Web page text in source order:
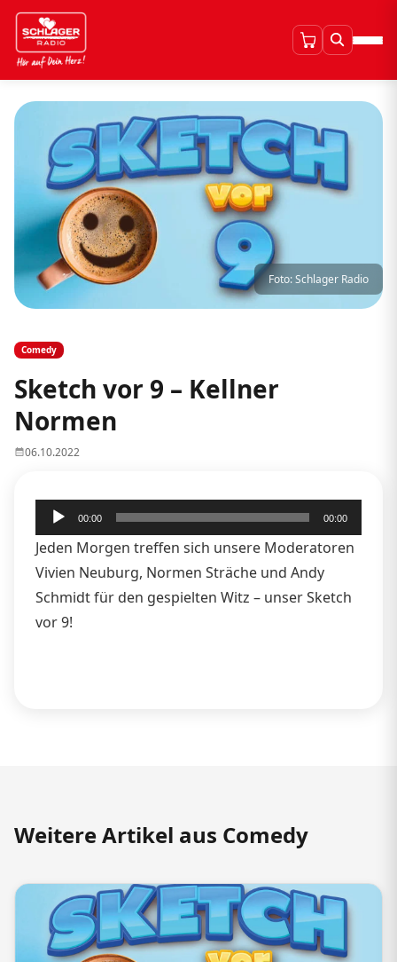
Foto: Schlager Radio
Comedy
Sketch vor 9 – Kellner
Normen
06.10.2022
Audio-
Player
00:00 00:00
Jeden Morgen treffen sich unsere Moderatoren
Vivien Neuburg, Normen Sträche und Andy
Schmidt für den gespielten Witz – unser Sketch
vor 9!
Weitere Artikel aus Comedy